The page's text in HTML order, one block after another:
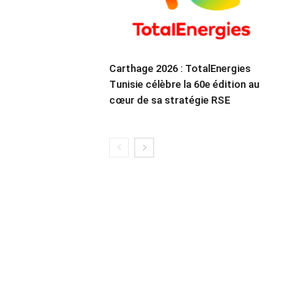
Carthage 2026 : TotalEnergies
Tunisie célèbre la 60e édition au
cœur de sa stratégie RSE